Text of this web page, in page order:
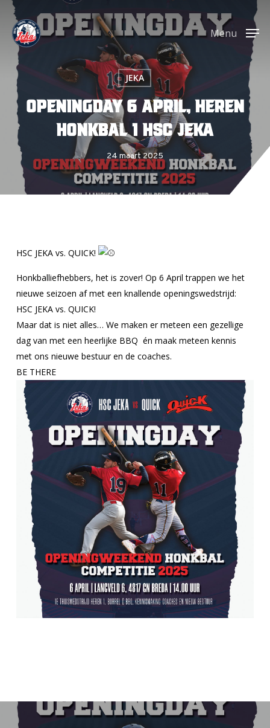
Skip
main
content
Menu
JEKA
Openingday 6 april, Heren
honkbal 1 HSC JEKA
24 maart 2025
HSC JEKA vs. QUICK!
Honkballiefhebbers, het is zover! Op 6 April trappen we het
nieuwe seizoen af met een knallende openingswedstrijd:
HSC JEKA vs. QUICK!
Maar dat is niet alles… We maken er meteen een gezellige
dag van met een heerlijke BBQ én maak meteen kennis
met ons nieuwe bestuur en de coaches.
BE THERE
Menu